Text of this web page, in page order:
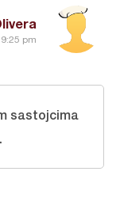
pm
sastojcima